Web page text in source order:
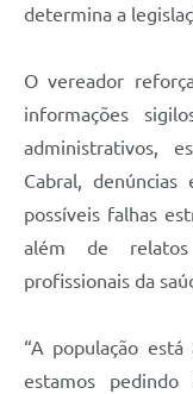
determina a
O vereador
informações
administrativos,
Cabral, denúncias
possíveis falhas
além de
profissionais da
“A população
estamos pedindo